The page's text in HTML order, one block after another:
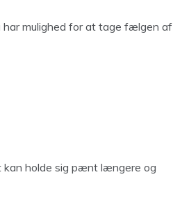
har mulighed for at tage fælgen af
kan holde sig pænt længere og